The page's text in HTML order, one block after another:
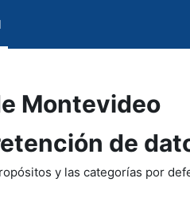
Montevideo
de
y las categorías por